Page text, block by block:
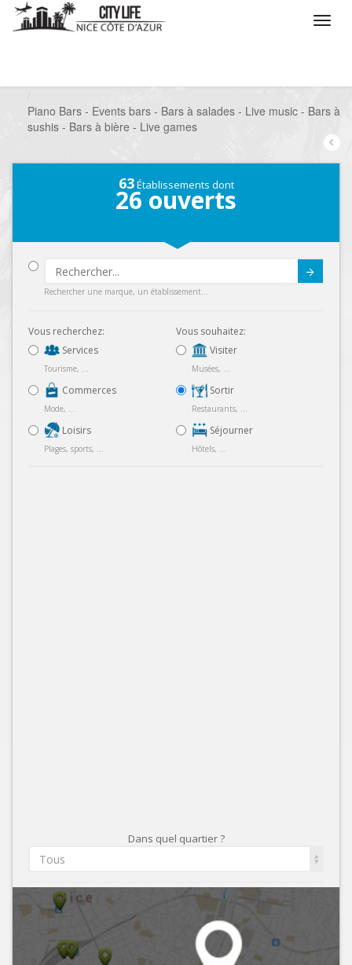
Piano Bars - Events bars - Bars à salades - Live music - Bars à
sushis - Bars à bière - Live games
63Établissements dont
26 ouverts
Rechercher une marque, un établissement...
Vous recherchez:
Services
Tourisme, ...
Commerces
Mode, ...
Loisirs
Plages, sports, ...
Vous souhaitez:
Visiter
Musées, ...
Sortir
Restaurants, ...
Séjourner
Hôtels, ...
Dans quel quartier ?
Tous